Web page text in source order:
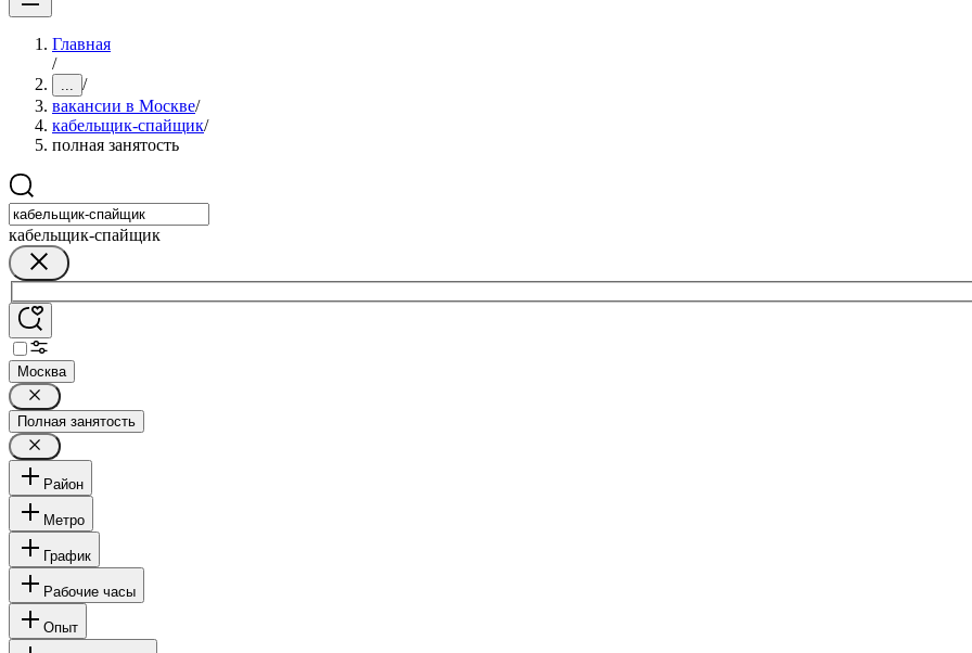
Главная
/
... /
вакансии в Москве/
кабельщик-спайщик/
полная занятость
кабельщик-спайщик
Москва
Полная занятость
Район
Метро
График
Рабочие часы
Опыт